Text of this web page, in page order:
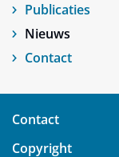
Publicaties
Nieuws
Contact
Contact
Copyright